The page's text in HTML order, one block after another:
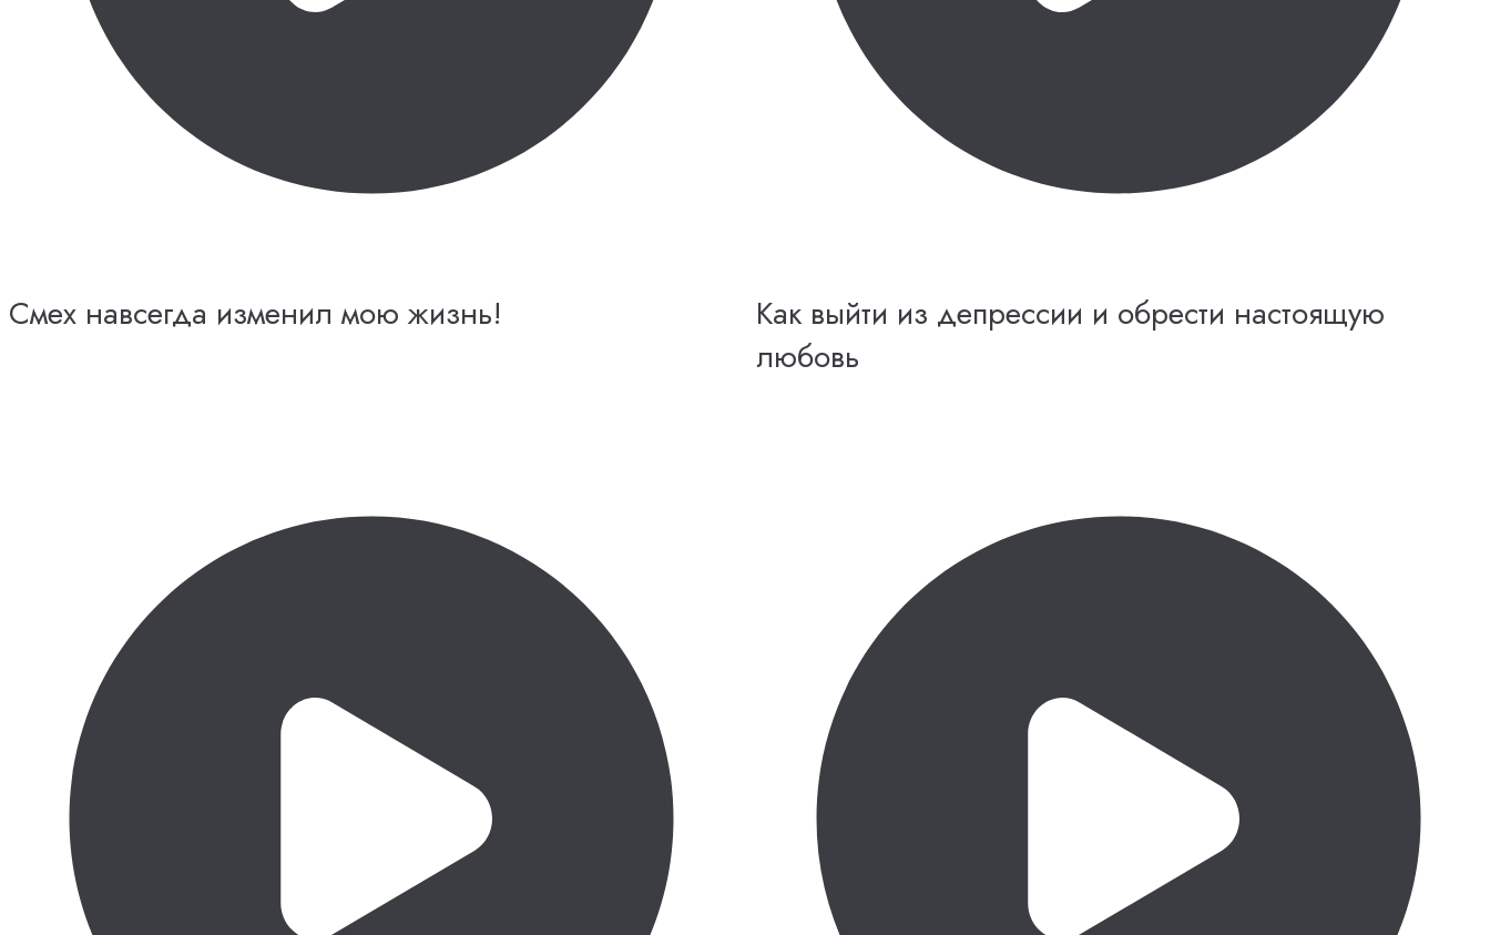
Смех навсегда изменил мою жизнь!
Как выйти из депрессии и обрести настоящую
любовь